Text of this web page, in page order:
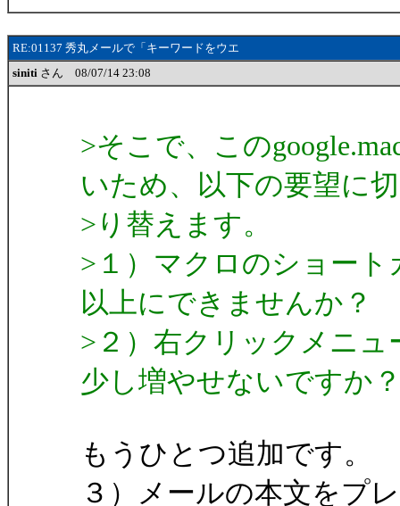
RE:01137 秀丸メールで「キーワードをウエ
siniti さん 08/07/14 23:08
>そこで、この
いため、以下の要望に切
>り替えます。
>１）マクロのショート
以上にできませんか？
>２）右クリックメニ
少し増やせないですか
もうひとつ追加です。
３）メールの本文をプ